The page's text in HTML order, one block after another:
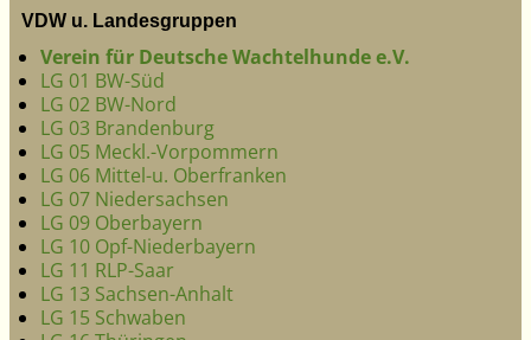
VDW u. Landesgruppen
Verein für Deutsche Wachtelhunde e.V.
LG 01 BW-Süd
LG 02 BW-Nord
LG 03 Brandenburg
LG 05 Meckl.-Vorpommern
LG 06 Mittel-u. Oberfranken
LG 07 Niedersachsen
LG 09 Oberbayern
LG 10 Opf-Niederbayern
LG 11 RLP-Saar
LG 13 Sachsen-Anhalt
LG 15 Schwaben